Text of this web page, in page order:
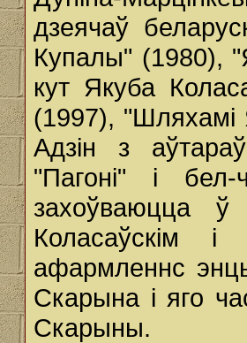
дзеячаў
Купалы" (1980),
кут Якуба
(1997), "Шляхамі
Адзін з
"Пагоні" і
захоўваюцца ў
Коласаўскім
афармленнс
Скарына і яго
Скарыны.